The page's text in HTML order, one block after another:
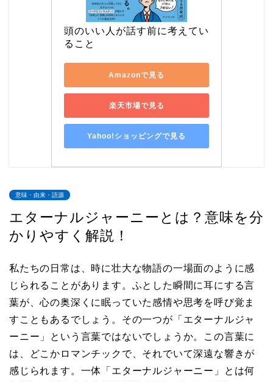
頭のいい人が話す前に考えてい
ること
Amazonで見る
楽天市場で見る
Yahoo!ショッピングで見る
意味・由来・語源
エターナルジャーニーとは？意味を分
かりやすく解説！
私たちの日常は、時に壮大な物語の一場面のように感
じられることがあります。ふとした瞬間に耳にする言
葉が、心の奥深くに眠っていた感情や思考を呼び覚ま
すこともあるでしょう。その一つが「エターナルジャ
ーニー」という言葉ではないでしょうか。この言葉に
は、どこかロマンチックで、それでいて深遠な響きが
感じられます。一体「エターナルジャーニー」とは何